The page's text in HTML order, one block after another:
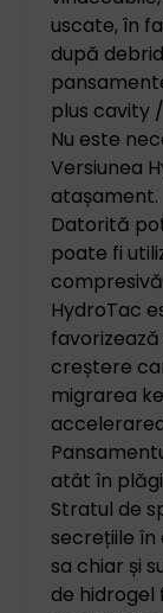
uscate, în
după
plus cavity
Nu este
Versiunea
atașament.
Datorită
poate fi
HydroTac
creștere
migrarea
atât în
Stratul de
secrețiile
sa chiar și
de hidrogel